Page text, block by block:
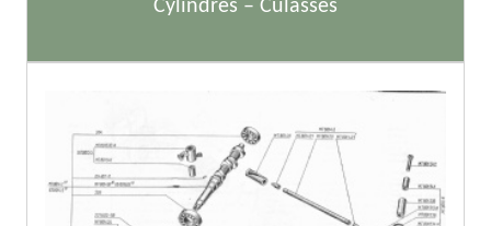
Cylindres – Culasses